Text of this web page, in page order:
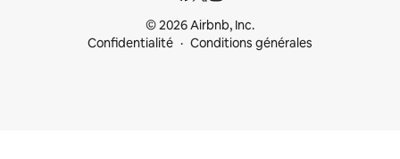
© 2026 Airbnb, Inc.
Confidentialité
Conditions générales